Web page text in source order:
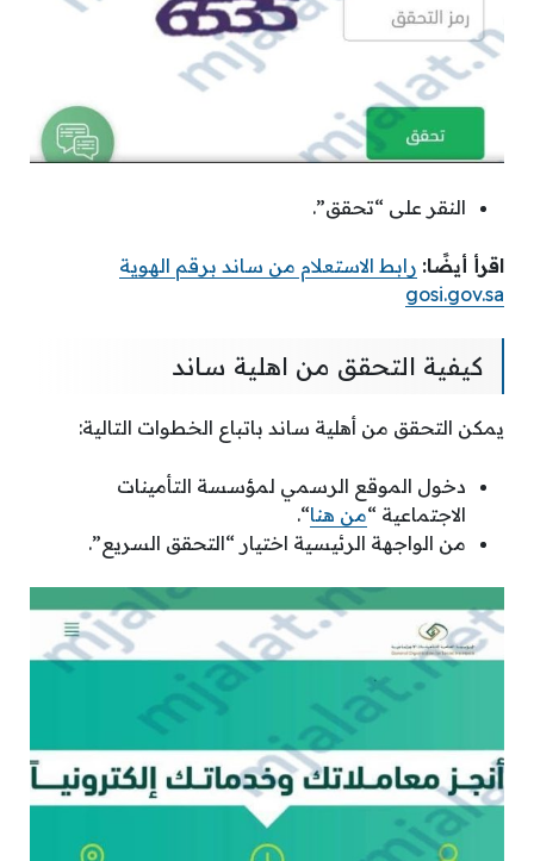
النقر على “تحقق”.
اقرأ أيضًا: رابط الاستعلام من ساند برقم الهوية
gosi.gov.sa
كيفية التحقق من اهلية ساند
يمكن التحقق من أهلية ساند باتباع الخطوات التالية:
دخول الموقع الرسمي لمؤسسة التأمينات
الاجتماعية “من هنا“.
من الواجهة الرئيسية اختيار “التحقق السريع”.